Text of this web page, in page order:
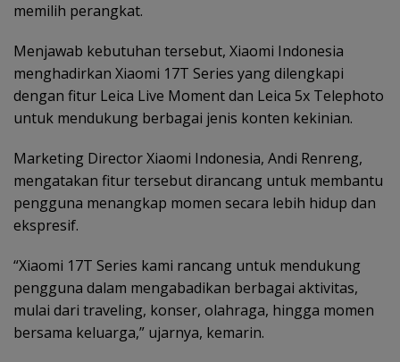
memilih perangkat.
Menjawab kebutuhan tersebut, Xiaomi Indonesia
menghadirkan Xiaomi 17T Series yang dilengkapi
dengan fitur Leica Live Moment dan Leica 5x Telephoto
untuk mendukung berbagai jenis konten kekinian.
Marketing Director Xiaomi Indonesia, Andi Renreng,
mengatakan fitur tersebut dirancang untuk membantu
pengguna menangkap momen secara lebih hidup dan
ekspresif.
“Xiaomi 17T Series kami rancang untuk mendukung
pengguna dalam mengabadikan berbagai aktivitas,
mulai dari traveling, konser, olahraga, hingga momen
bersama keluarga,” ujarnya, kemarin.